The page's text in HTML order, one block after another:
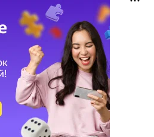
Москвы» отметил, что еще
таких походах даже мечтать
это вполне
официальной экскурсии с